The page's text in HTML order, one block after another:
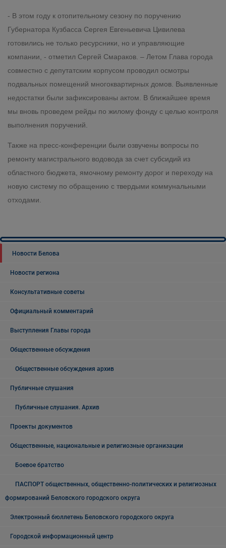
- В этом году к отопительному сезону по поручению
Губернатора Кузбасса Сергея Евгеньевича Цивилева
готовились не только ресурсники, но и управляющие
компании, - отметил Сергей Смараков. – Летом Глава города
совместно с депутатским корпусом проводил осмотры
подвальных помещений многоквартирных домов. Выявленные
недостатки были зафиксированы актом. В ближайшее время
мы вновь проведем рейды по жилому фонду с целью контроля
выполнения поручений.
Также на пресс-конференции были озвучены вопросы по
ремонту магистрального водовода за счет субсидий из
областного бюджета, ямочному ремонту дорог и переходу на
новую систему по обращению с твердыми коммунальными
отходами.
Новости Белова
Новости региона
Консультативные советы
Официальный комментарий
Выступления Главы города
Общественные обсуждения
Общественные обсуждения архив
Публичные слушания
Публичные слушания. Архив
Проекты документов
Общественные, национальные и религиозные организации
Боевое братство
ПАСПОРТ общественных, общественно-политических и религиозных
формирований Беловского городского округа
Электронный бюллетень Беловского городского округа
Городской информационный центр